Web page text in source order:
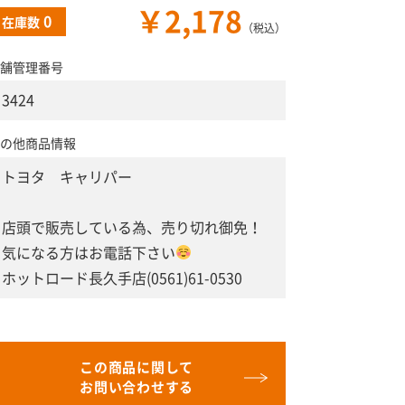
在庫数 0 ￥2,178 （税込）
管理番号
3424
他商品情報
トヨタ キャリパー
店頭で販売している為、売り切れ御免！
気になる方はお電話下さい
ホットロード長久手店(0561)61-0530
この商品に関して
お問い合わせする